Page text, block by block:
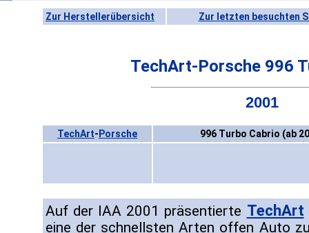
Zur Herstellerübersicht Zur letzten besuchten
TechArt-Porsche 996
2001
TechArt- Porsche 996 Turbo Cabrio (ab
Auf der IAA 2001 präsentierte TechArt
eine der schnellsten Arten offen Auto